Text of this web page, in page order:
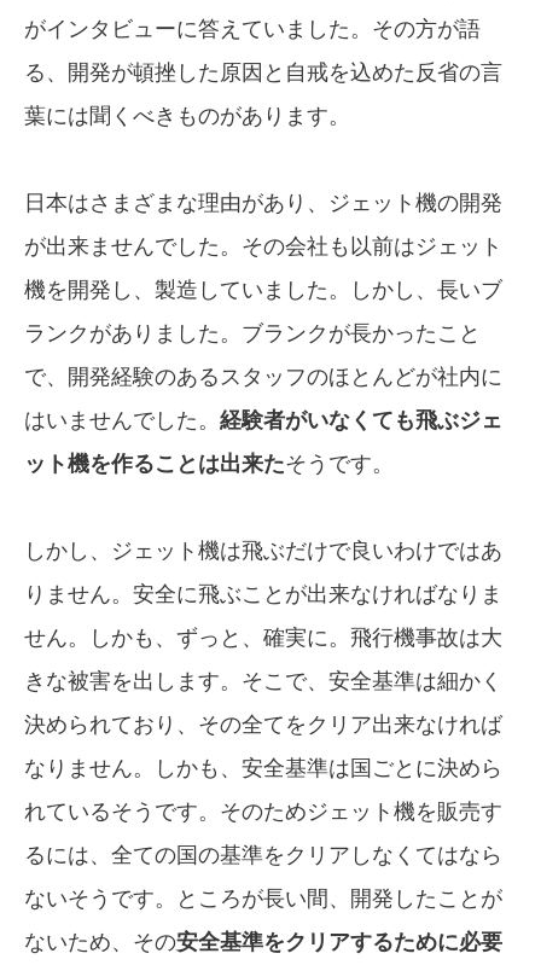
がインタビューに答えていました。その方が語
る、開発が頓挫した原因と自戒を込めた反省の言
葉には聞くべきものがあります。
日本はさまざまな理由があり、ジェット機の開発
が出来ませんでした。その会社も以前はジェット
機を開発し、製造していました。しかし、長いブ
ランクがありました。ブランクが長かったこと
で、開発経験のあるスタッフのほとんどが社内に
はいませんでした。 経験者がいなくても飛ぶジェ
ット機を作ることは出来たそうです。
しかし、ジェット機は飛ぶだけで良いわけではあ
りません。安全に飛ぶことが出来なければなりま
せん。しかも、ずっと、確実に。飛行機事故は大
きな被害を出します。そこで、安全基準は細かく
決められており、その全てをクリア出来なければ
なりません。しかも、安全基準は国ごとに決めら
れているそうです。そのためジェット機を販売す
るには、全ての国の基準をクリアしなくてはなら
ないそうです。ところが長い間、開発したことが
ないため、その安全基準をクリアするために必要